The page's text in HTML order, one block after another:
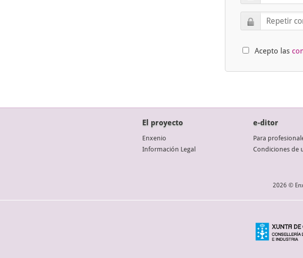
Acepto las
El proyecto
Enxenio
Información Legal
e-ditor
Para
Condiciones de
2026 ©